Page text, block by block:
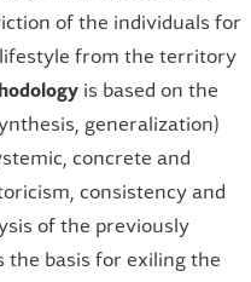
of the individuals for
from the territory
is based on the
generalization)
concrete and
consistency and
of the previously
the basis for exiling the